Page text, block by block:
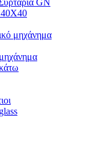
GN
40Χ40
μηχάνημα